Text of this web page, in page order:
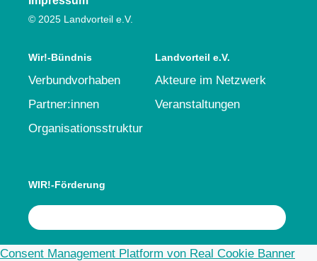
© 2025 Landvorteil e.V.
Wir!-Bündnis
Verbundvorhaben
Partner:innen
Organisationsstruktur
WIR!-Förderung
Landvorteil e.V.
Akteure im Netzwerk
Veranstaltungen
Consent Management Platform von Real Cookie Banner